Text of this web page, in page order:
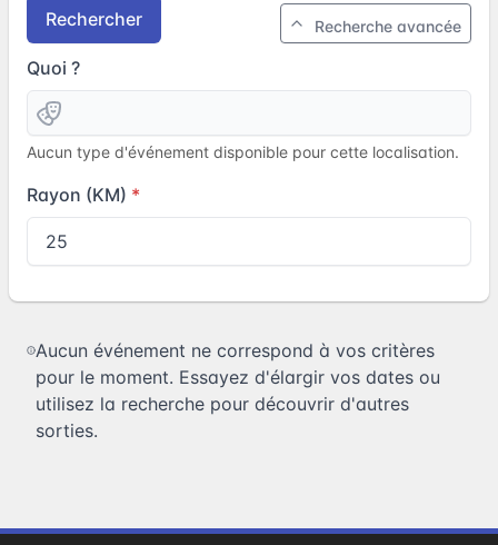
Rechercher Recherche avancée
Quoi ?
Aucun type d'événement disponible pour cette localisation.
Rayon (KM)
Aucun événement ne correspond à vos critères
pour le moment. Essayez d'élargir vos dates ou
utilisez la recherche pour découvrir d'autres
sorties.